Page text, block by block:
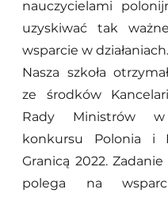
nauczycielami
uzyskiwać tak
wsparcie w działaniach.
Nasza szkoła
ze środków
Rady Ministrów
konkursu Polonia i
Granicą 2022.
polega na